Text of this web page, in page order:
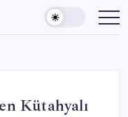
Kütahyalı